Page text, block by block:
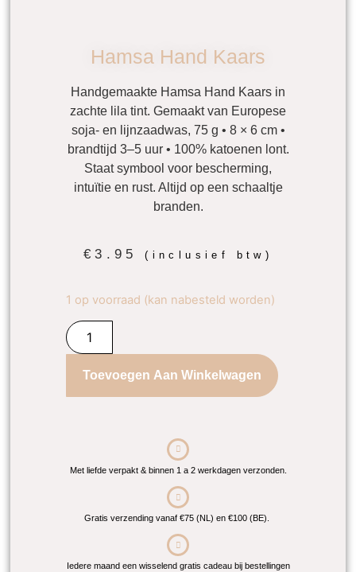
Hamsa Hand Kaars
Handgemaakte Hamsa Hand Kaars in
zachte lila tint. Gemaakt van Europese
soja- en lijnzaadwas, 75 g • 8 × 6 cm •
brandtijd 3–5 uur • 100% katoenen lont.
Staat symbool voor bescherming,
intuïtie en rust. Altijd op een schaaltje
branden.
€3.95 (inclusief btw)
1 op voorraad (kan nabesteld worden)
Toevoegen Aan Winkelwagen
Met liefde verpakt & binnen 1 a 2 werkdagen verzonden.
Gratis verzending vanaf €75 (NL) en €100 (BE).
Iedere maand een wisselend gratis cadeau bij bestellingen